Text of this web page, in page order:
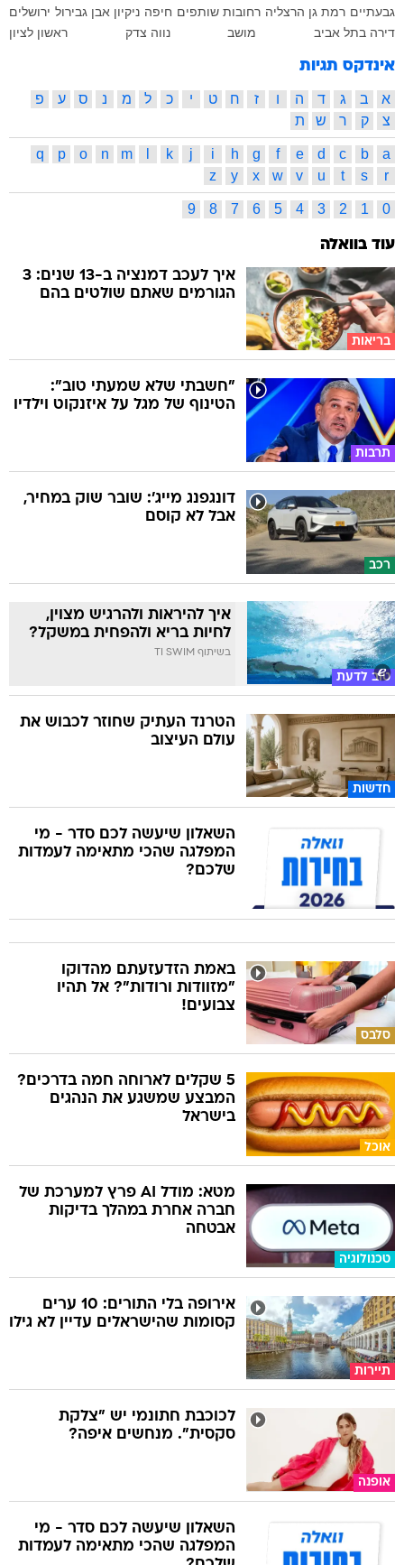
גבעתיים רמת גן הרצליה רחובות שותפים חיפה ניקיון אבן גבירול ירושלים
דירה בתל אביב
מושב נווה צדק ראשון לציון
אינדקס תגיות
א ב ג ד ה ו ז ח ט י כ ל מ נ ס ע
פ
צ
ק ר ש ת
a
b
c
d
e
f
g
h
i
j
k
m
n
o
p
q
r
s
t
u
v
w
x
y
z
0
1
2
3
4
5
6
7
8
9
עוד בוואלה
בריאות
איך לעכב דמנציה ב-13 שנים: 3
הגורמים שאתם שולטים בהם
תרבות
"חשבתי שלא שמעתי טוב":
הטינוף של מגל על איזנקוט וילדיו
רכב
דונגפנג מייג': שובר שוק במחיר,
אבל לא קוסם
טוב לדעת
איך להיראות ולהרגיש מצוין,
לחיות בריא ולהפחית במשקל?
בשיתוף TI SWIM
חדשות
הטרנד העתיק שחוזר לכבוש את
עולם העיצוב
השאלון שיעשה לכם סדר - מי
המפלגה שהכי מתאימה לעמדות
שלכם?
סלבס
באמת הזדעזעתם מהדוקו
"מזוודות ורודות"? אל תהיו
צבועים!
אוכל
5 שקלים לארוחה חמה בדרכים?
המבצע שמשגע את הנהגים
בישראל
טכנולוגיה
מטא: מודל AI פרץ למערכת של
חברה אחרת במהלך בדיקות
אבטחה
תיירות
אירופה בלי התורים: 10 ערים
קסומות שהישראלים עדיין לא גילו
אופנה
לכוכבת חתונמי יש "צלקת
סקסית". מנחשים איפה?
השאלון שיעשה לכם סדר - מי
המפלגה שהכי מתאימה לעמדות